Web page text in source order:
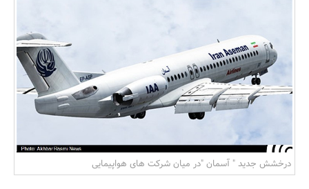
مسکن و ساختمان
درخشش جدید " آسمان "در میان شرکت های هواپیمایی